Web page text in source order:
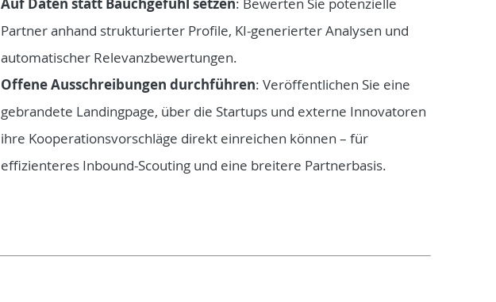
Partner anhand strukturierter Profile, KI-generierter Analysen und
automatischer Relevanzbewertungen.
Offene Ausschreibungen durchführen: Veröffentlichen Sie eine
gebrandete Landingpage, über die Startups und externe Innovatoren
ihre Kooperationsvorschläge direkt einreichen können – für
effizienteres Inbound-Scouting und eine breitere Partnerbasis.